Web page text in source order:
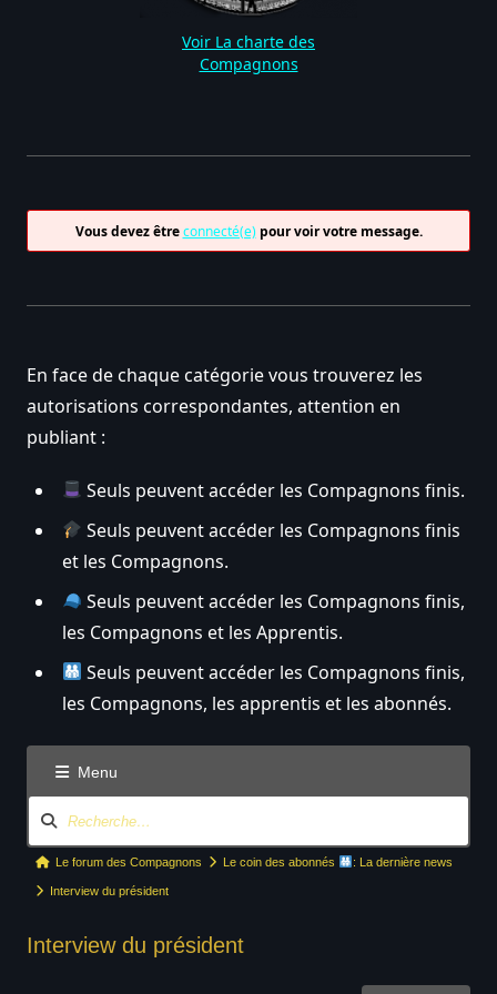
Voir La charte des
Compagnons
Vous devez êtreconnecté(e)pour voir votre message.
En face de chaque catégorie vous trouverez les
autorisations correspondantes, attention en
publiant :
Seuls peuvent accéder les Compagnons finis.
Seuls peuvent accéder les Compagnons finis
et les Compagnons.
Seuls peuvent accéder les Compagnons finis,
les Compagnons et les Apprentis.
Seuls peuvent accéder les Compagnons finis,
les Compagnons, les apprentis et les abonnés.
Menu
a
F
d
Le forum des Compagnons Le coin des abonnés : La dernière news
Interview du président
Interview du président